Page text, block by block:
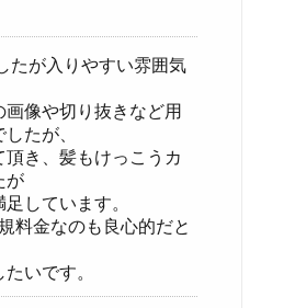
たが入りやすい雰囲気
画像や切り抜きなど用
たが、
頂き、髪もけっこうカ
が
しています。
料金なのも良心的だと
いです。